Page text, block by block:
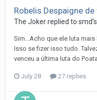
Robelis Despaigne de
The Jokerreplied to smd
Sim...Acho que ele luta
Isso se fizer isso tudo.
venceu a última luta do
July 28 27 replies